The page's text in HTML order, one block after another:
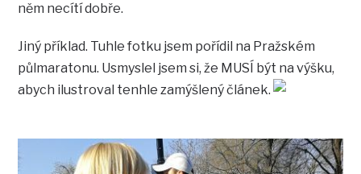
něm necítí dobře.
Jiný příklad. Tuhle fotku jsem pořídil na Pražském
půlmaratonu. Usmyslel jsem si, že MUSÍ být na výšku,
abych ilustroval tenhle zamýšlený článek.